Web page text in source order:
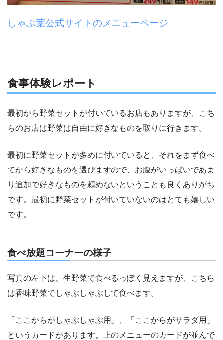
しゃぶ葉公式サイトのメニューページ
食事体験レポート
最初から野菜セットが付いているお店もありますが、こち
らのお店は野菜は自由に好きなものを取りに行きます。
最初に野菜セットが多めに付いていると、それをまず食べ
てから好きなものを選びますので、お腹がいっぱいであま
り追加で好きなものを頼めないということも良くありがち
です。最初に野菜セットが付いていないのはとても嬉しい
です。
食べ放題コーナーの様子
写真の左下は、生野菜で食べるっぽく見えますが、こちら
は香味野菜でしゃぶしゃぶして食べます。
「ここからがしゃぶしゃぶ用」、「ここからがサラダ用」
というカードがあります。上のメニューのカードが並んで